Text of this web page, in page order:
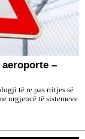
–
të re pas rritjes së
urgjencë të sistemeve